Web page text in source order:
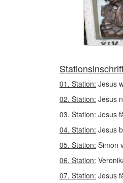
01. Station: Jesus
02. Station: Jesus
03. Station: Jesus
04. Station: Jesus
05. Station: Simon
06. Station:
07. Station: Jesus